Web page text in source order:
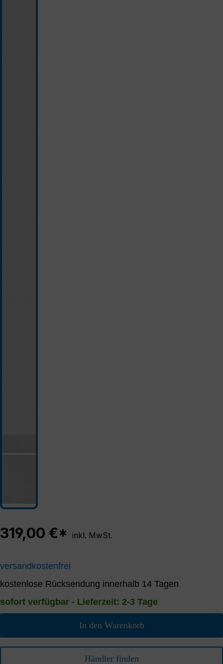
319,00 €* inkl. MwSt.
versandkostenfrei
kostenlose Rücksendung innerhalb 14 Tagen
sofort verfügbar - Lieferzeit: 2-3 Tage
In den Warenkorb
Händler finden